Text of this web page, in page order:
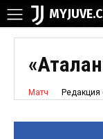
Матч Редакция